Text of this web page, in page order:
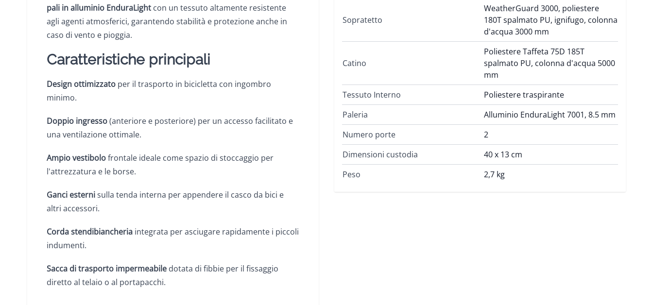
pali in alluminio EnduraLight con un tessuto altamente resistente
agli agenti atmosferici, garantendo stabilità e protezione anche in
caso di vento e pioggia.
Caratteristiche principali
Design ottimizzato per il trasporto in bicicletta con ingombro
minimo.
Doppio ingresso(anteriore e posteriore) per un accesso facilitato e
una ventilazione ottimale.
Ampio vestibolofrontale ideale come spazio di stoccaggio per
l'attrezzatura e le borse.
Ganci esternisulla tenda interna per appendere il casco da bici e
altri accessori.
Corda stendibiancheria integrata per asciugare rapidamente i piccoli
indumenti.
Sacca di trasporto impermeabile dotata di fibbie per il fissaggio
diretto al telaio o al portapacchi.
Sopratetto
WeatherGuard 3000, poliestere
180T spalmato PU, ignifugo, colonna
d'acqua 3000 mm
Catino
Poliestere Taffeta 75D 185T
spalmato PU, colonna d'acqua 5000
mm
Tessuto Interno
Poliestere traspirante
Paleria
Alluminio EnduraLight 7001, 8.5 mm
Numero porte
2
Dimensioni custodia
40 x 13 cm
Peso
2,7 kg